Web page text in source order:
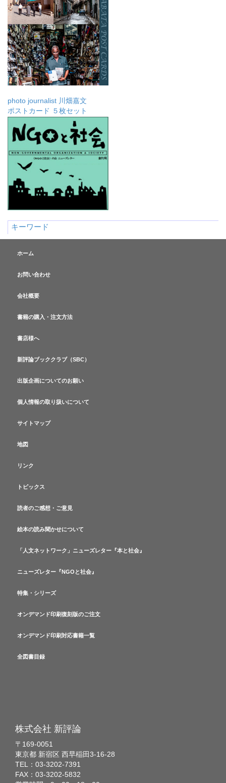
photo journalist 川畑嘉文
ポストカード ５枚セット
キーワード
ホーム
お問い合わせ
会社概要
書籍の購入・注文方法
書店様へ
新評論ブッククラブ（SBC）
出版企画についてのお願い
個人情報の取り扱いについて
サイトマップ
地図
リンク
トピックス
読者のご感想・ご意見
絵本の読み聞かせについて
「人文ネットワーク」ニューズレター『本と社会』
ニューズレター『NGOと社会』
特集・シリーズ
オンデマンド印刷復刻版のご注文
オンデマンド印刷対応書籍一覧
全図書目録
株式会社 新評論
〒169-0051
東京都 新宿区 西早稲田3-16-28
TEL：03-3202-7391
FAX：03-3202-5832